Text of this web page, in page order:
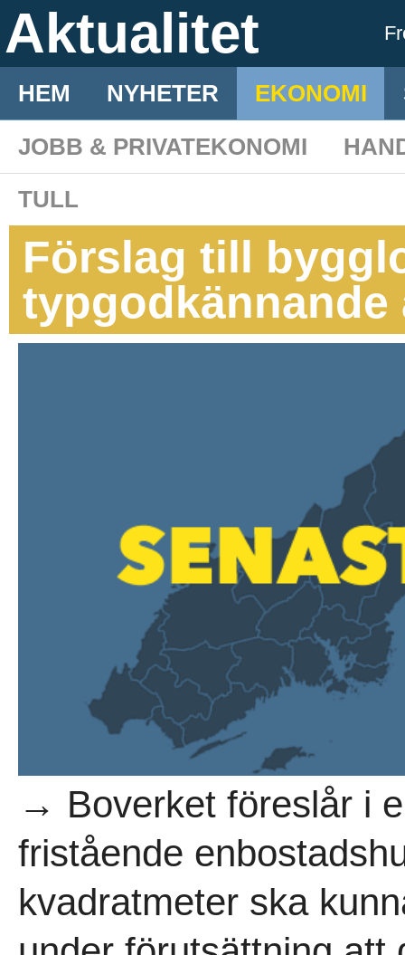
Aktualitet
HEM NYHETER EKONOMI
JOBB & PRIVATEKONOMI
TULL
Förslag till
→ Boverket föreslår i
fristående
kvadratmeter ska